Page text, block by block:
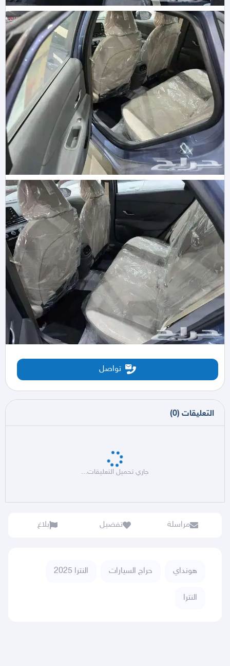
تواصل
التعليقات (
0
)
جاري تحميل التعليقات...
مراسلة تفضيل بلاغ
هونداي حراج السيارات النترا 2025
النترا